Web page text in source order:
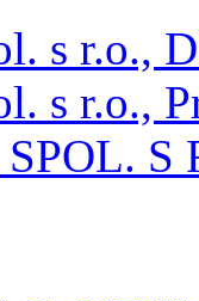
s r.o.,
s r.o.,
S